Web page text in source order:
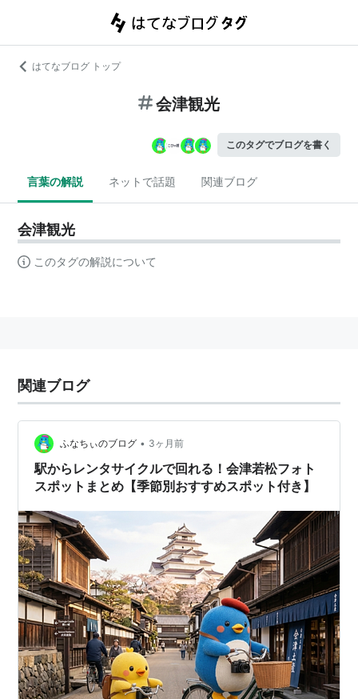
はてなブログ トップ
会津観光
このタグでブログを書く
言葉の解説 ネットで話題 関連ブログ
会津観光
このタグの解説について
関連ブログ
ふなちぃのブログ • 3ヶ月前
駅からレンタサイクルで回れる！会津若松フォト
スポットまとめ【季節別おすすめスポット付き】